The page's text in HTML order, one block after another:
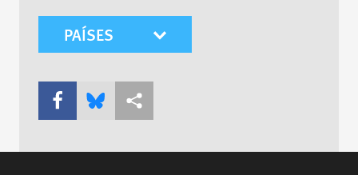
mobile-wr-select
Share this via Facebook
Share this via Bluesky
Share this via Compartilhar